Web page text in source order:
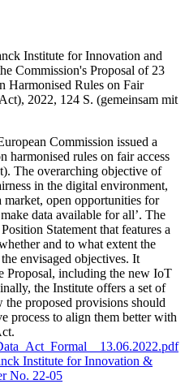
Institute for Innovation and
Commission's Proposal of 23
Harmonised Rules on Fair
2022, 124 S. (gemeinsam mit
Commission issued a
harmonised rules on fair access
The overarching objective of
in the digital environment,
market, open opportunities for
data available for all’. The
Statement that features a
and to what extent the
envisaged objectives. It
Proposal, including the new IoT
the Institute offers a set of
the proposed provisions should
process to align them better with
Institute for Innovation &
No. 22-05